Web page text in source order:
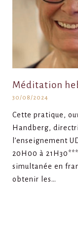
Méditation
30/08/2024
Cette pratique,
Handberg,
l’enseignement
20H00 à
simultanée en
obtenir les…